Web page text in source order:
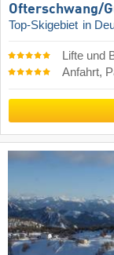
Ofterschwang/​
Top-Skigebiet in
Lifte und
Anfahrt,